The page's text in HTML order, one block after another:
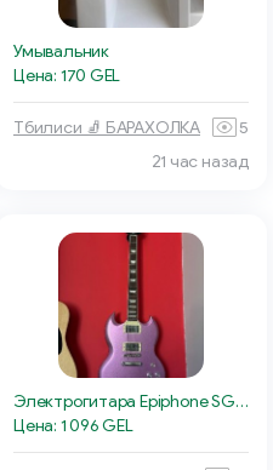
Умывальник
Цена: 170 GEL
Тбилиси 🧦 БАРАХОЛКА
5
21 час назад
Электрогитара Epiphone SG Muse
Цена: 1 096 GEL